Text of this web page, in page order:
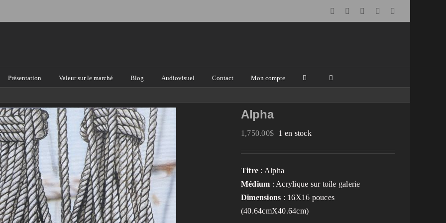
FacebookInstagram
Email Pinterest
Présentation Valeur sur le marché Blog Audiovisuel Contact Mon compte
Alpha
1,750.00$ 1 en stock
Titre : Alpha
Médium : Acrylique sur toile galerie
Dimensions : 16X16 pouces
(40.64cmX40.64cm)